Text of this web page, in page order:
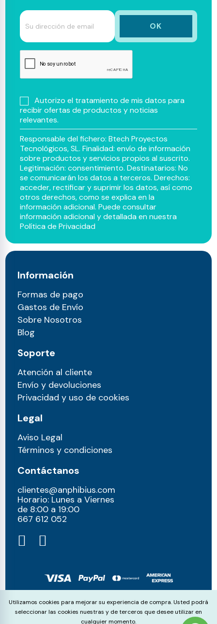
Autorizo el tratamiento de mis datos para
recibir ofertas de productos y noticias
relevantes.
Responsable del fichero: Btech Proyectos
Tecnológicos, SL. Finalidad: envío de información
sobre productos y servicios propios al suscrito.
Legitimación: consentimiento. Destinatarios: No
se comunicarán los datos a terceros. Derechos:
acceder, rectificar y suprimir los datos, así como
otros derechos, como se explica en la
información adicional. Puede consultar
información adicional y detallada en nuestra
Política de Privacidad
Información
Formas de pago
Gastos de Envío
Sobre Nosotros
Blog
Soporte
Atención al cliente
Envío y devoluciones
Privacidad y uso de cookies
Legal
Aviso Legal
Términos y condiciones
Contáctanos
clientes@anphibius.com
Horario: Lunes a Viernes
de 8:00 a 19:00
667 612 052​
© anphibius, 2026
Pago 100% seguros con:
Cookie Consent
Utilizamos cookies para mejorar su experiencia de compra. Usted podrá
seleccionar las cookies nuestras y de terceros que desee utilizar en
cualquier momento.